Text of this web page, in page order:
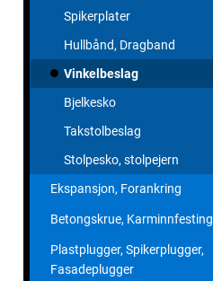
Spikerplater
Hullbånd, Dragband
Vinkelbeslag
Bjelkesko
Takstolbeslag
Stolpesko, stolpejern
Ekspansjon, Forankring
Betongskrue, Karminnfesting
Plastplugger, Spikerplugger,
Fasadeplugger